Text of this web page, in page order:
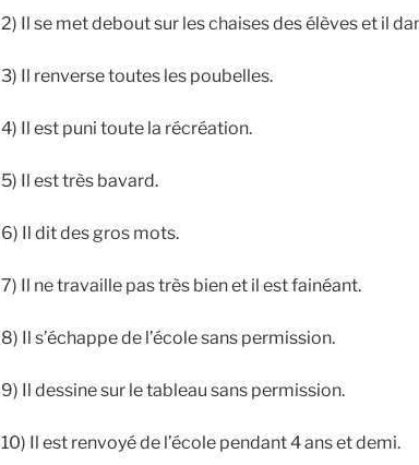
2) Il se met debout sur les chaises des élèves et il
3) Il renverse toutes les poubelles.
4) Il est puni toute la récréation.
5) Il est très bavard.
6) Il dit des gros mots.
7) Il ne travaille pas très bien et il est fainéant.
8) Il s’échappe de l’école sans permission.
9) Il dessine sur le tableau sans permission.
10) Il est renvoyé de l’école pendant 4 ans et demi.